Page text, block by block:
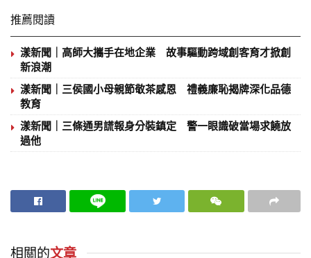
推薦閱讀
漾新聞｜高師大攜手在地企業 故事驅動跨域創客育才掀創
新浪潮
漾新聞｜三侯國小母親節敬茶感恩 禮義廉恥揭牌深化品德
教育
漾新聞｜三條通男謊報身分裝鎮定 警一眼識破當場求饒放
過他
相關的文章